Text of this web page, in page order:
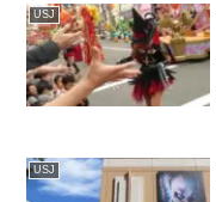
USJ
USJ